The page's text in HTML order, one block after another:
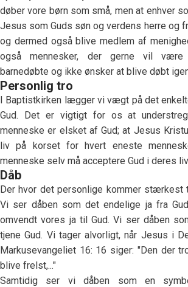
døber vore børn som små, men at enhver
Jesus som Guds søn og verdens herre og
og dermed også blive medlem af
også mennesker, der gerne vil
barnedøbte og ikke ønsker at blive døbt
Personlig tro
I Baptistkirken lægger vi vægt på det
Gud. Det er vigtigt for os at
menneske er elsket af Gud; at Jesus
liv på korset for hvert eneste
menneske selv må acceptere Gud i deres
Dåb
Der hvor det personlige kommer stærkest
Vi ser dåben som det endelige ja fra
omvendt vores ja til Gud. Vi ser dåben
tjene Gud. Vi tager alvorligt, når Jesus i
Markusevangeliet 16: 16 siger: "Den der
blive frelst,..."
Samtidig ser vi dåben som en